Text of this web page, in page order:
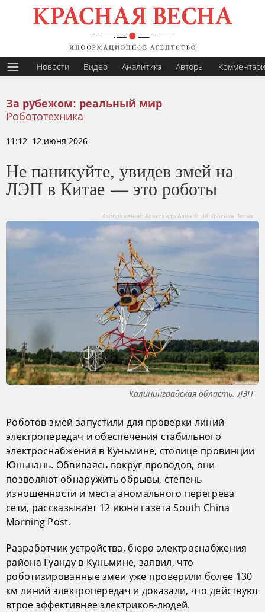
Новости Видео Аналитика Авторы
За рубежом: реальный мир
Робототехника
11:12 12 июня 2026
Не паникуйте, увидев змей на
ЛЭП в Китае — это роботы
Изображение: Александр Алин © ИА Красная Весна
Калининградская область. ЛЭП
Роботов-змей запустили для проверки линий
электропередач и обеспечения стабильного
электроснабжения в Куньмине, столице провинции
Юньнань. Обвиваясь вокруг проводов, они
позволяют обнаружить обрывы, степень
изношенности и места аномального перегрева
сети, рассказывает 12 июня газета South China
Morning Post.
Разработчик устройства, бюро электроснабжения
района Гуанду в Куньмине, заявил, что
роботизированные змеи уже проверили более 130
км линий электропередач и доказали, что действуют
втрое эффективнее электриков-людей.